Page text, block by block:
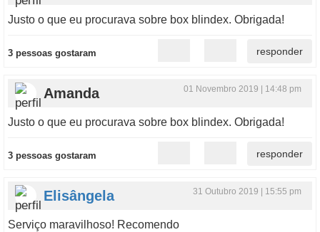
Justo o que eu procurava sobre box blindex. Obrigada!
3 pessoas gostaram
Amanda 01 Novembro 2019 | 14:48 pm
Justo o que eu procurava sobre box blindex. Obrigada!
3 pessoas gostaram
Elisângela 31 Outubro 2019 | 15:55 pm
Serviço maravilhoso! Recomendo